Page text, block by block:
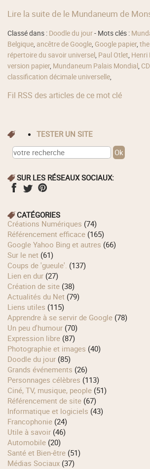
Lire la suite de le Mundaneum de
Classé dans : Doodle du jour- Mots clés :
Belgique, ancêtre de Google, Google papier,
répertoire du savoir universel , Paul Otlet, Henri
version papier, Mundaneum Palais Mondial ,
classification décimale universelle,
Fil RSS des articles de ce mot clé
TESTER UN SITE
SUR LES RÉSEAUX SOCIAUX:
CATÉGORIES
Créations Numériques (74)
Référencement efficace (165)
Google Yahoo Bing et autres (66)
Sur le net (61)
Coups de 'gueule'. (137)
Lien en dur (27)
Création de site (38)
Actualités du Net (79)
Liens utiles (115)
Apprendre à se servir de Google (78)
Un peu d'humour (70)
Expression libre (87)
Photographie et images (40)
Doodle du jour (85)
Grands événements (26)
Personnages célèbres (113)
Ciné, TV, musique, people (51)
Référencement de site (67)
Informatique et logiciels (43)
Francophonie (24)
Utile à savoir (46)
Automobile (20)
Santé et Bien-être (51)
Médias Sociaux (37)